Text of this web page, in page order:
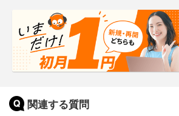
関連する質問